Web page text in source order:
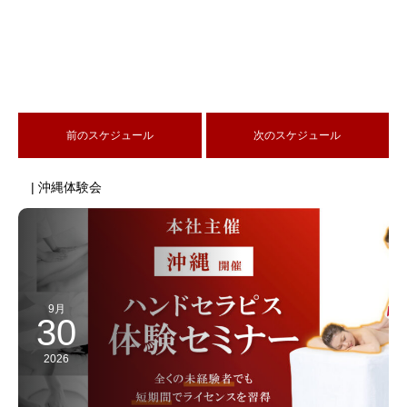
前のスケジュール 次のスケジュール
| 沖縄体験会
9月
30
2026